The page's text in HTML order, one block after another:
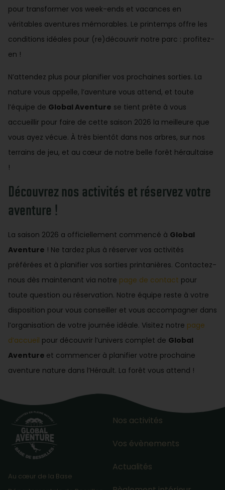
pour transformer vos week-ends et vacances en
véritables aventures mémorables. Le printemps offre les
conditions idéales pour (re)découvrir notre parc : profitez-
en !
N’attendez plus pour planifier vos prochaines sorties. La
nature vous appelle, l’aventure vous attend, et toute
l’équipe de Global Aventure se tient prête à vous
accueillir pour faire de cette saison 2026 la meilleure que
vous ayez vécue. À très bientôt dans nos arbres, sur nos
terrains de jeu, et au cœur de notre belle forêt héraultaise
!
Découvrez nos activités et réservez votre
aventure !
La saison 2026 a officiellement commencé à Global
Aventure ! Ne tardez plus à réserver vos activités
préférées et à planifier vos sorties printanières. Contactez-
nous dès maintenant via notre page de contact pour
toute question ou réservation. Notre équipe reste à votre
disposition pour vous conseiller et vous accompagner dans
l’organisation de votre journée idéale. Visitez notre page
d’accueil pour découvrir l’univers complet de Global
Aventure et commencer à planifier votre prochaine
aventure nature dans l’Hérault. La forêt vous attend !
Au cœur de la Base
Nos activités
Vos évènements
Actualités